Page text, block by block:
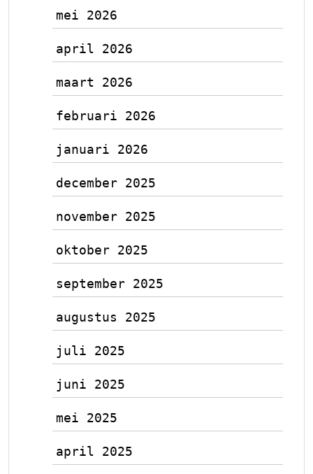
mei 2026
april 2026
maart 2026
februari 2026
januari 2026
december 2025
november 2025
oktober 2025
september 2025
augustus 2025
juli 2025
juni 2025
mei 2025
april 2025